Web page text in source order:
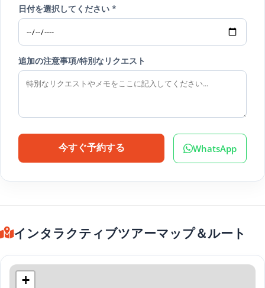
日付を選択してください *
追加の注意事項/特別なリクエスト
今すぐ予約する WhatsApp
インタラクティブツアーマップ＆ルート
+